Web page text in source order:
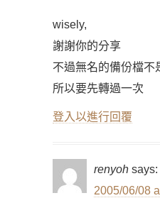
wisely,
謝謝你的分享
不過無名的備份檔不
所以要先轉過一次
登入以進行回覆
renyoh says:
2005/06/08